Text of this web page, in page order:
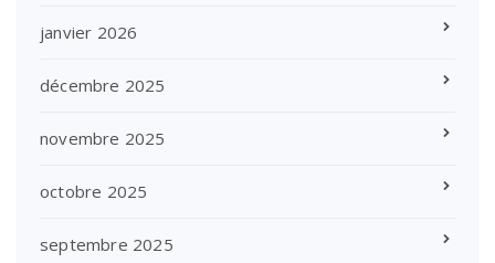
janvier 2026
décembre 2025
novembre 2025
octobre 2025
septembre 2025